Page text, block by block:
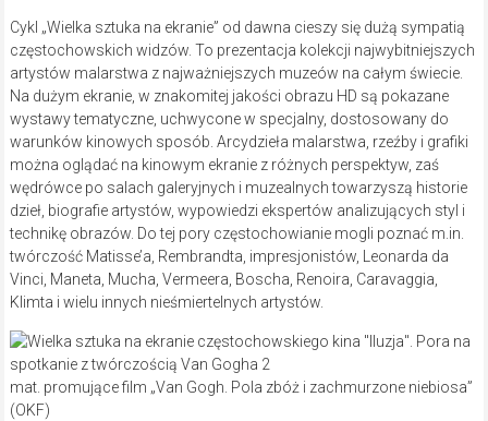
Cykl „Wielka sztuka na ekranie” od dawna cieszy się dużą sympatią
częstochowskich widzów. To prezentacja kolekcji najwybitniejszych
artystów malarstwa z najważniejszych muzeów na całym świecie.
Na dużym ekranie, w znakomitej jakości obrazu HD są pokazane
wystawy tematyczne, uchwycone w specjalny, dostosowany do
warunków kinowych sposób. Arcydzieła malarstwa, rzeźby i grafiki
można oglądać na kinowym ekranie z różnych perspektyw, zaś
wędrówce po salach galeryjnych i muzealnych towarzyszą historie
dzieł, biografie artystów, wypowiedzi ekspertów analizujących styl i
technikę obrazów. Do tej pory częstochowianie mogli poznać m.in.
twórczość Matisse’a, Rembrandta, impresjonistów, Leonarda da
Vinci, Maneta, Mucha, Vermeera, Boscha, Renoira, Caravaggia,
Klimta i wielu innych nieśmiertelnych artystów.
mat. promujące film „Van Gogh. Pola zbóż i zachmurzone niebiosa”
(OKF)